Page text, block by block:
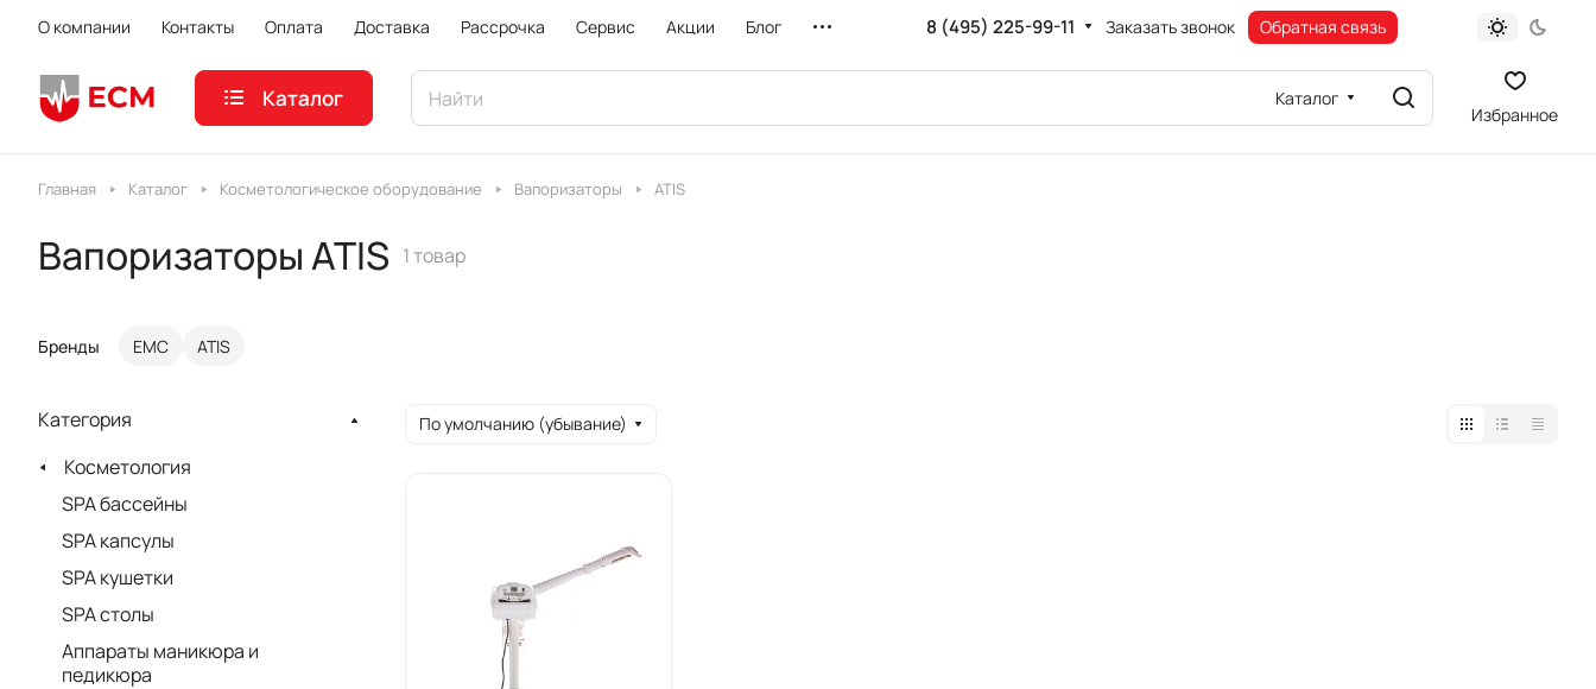
О компании Контакты Оплата Доставка Рассрочка Сервис Акции Блог 8 (495) 225-99-11 Заказать звонок Обратная связь
Каталог Каталог
Избранное
Главная Каталог Косметологическое оборудование Вапоризаторы ATIS
Вапоризаторы ATIS 1 товар
Бренды ЕМС ATIS
По умолчанию (убывание)
Категория
Косметология
SPA бассейны
SPA капсулы
SPA кушетки
SPA столы
Аппараты маникюра и
педикюра